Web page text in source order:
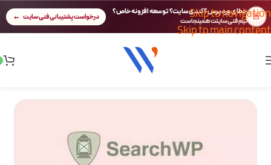
Skip to navigation
Skip to main content
🚨 خطای وردپرس؟ کندی سایت؟ توسعه افزونه خاص؟
تیم فنی سایتت همینجاست درخواست پشتیبانی فنی سایت